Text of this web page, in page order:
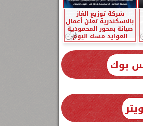
شركة توزيع الغاز
بالاسكندرية تعلن أعمال
صيانة بمحور المحمودية
العوايد مساء اليوم
بوك